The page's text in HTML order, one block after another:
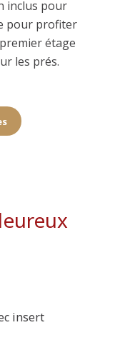
inclus pour
pour profiter
étage
les prés.
insert